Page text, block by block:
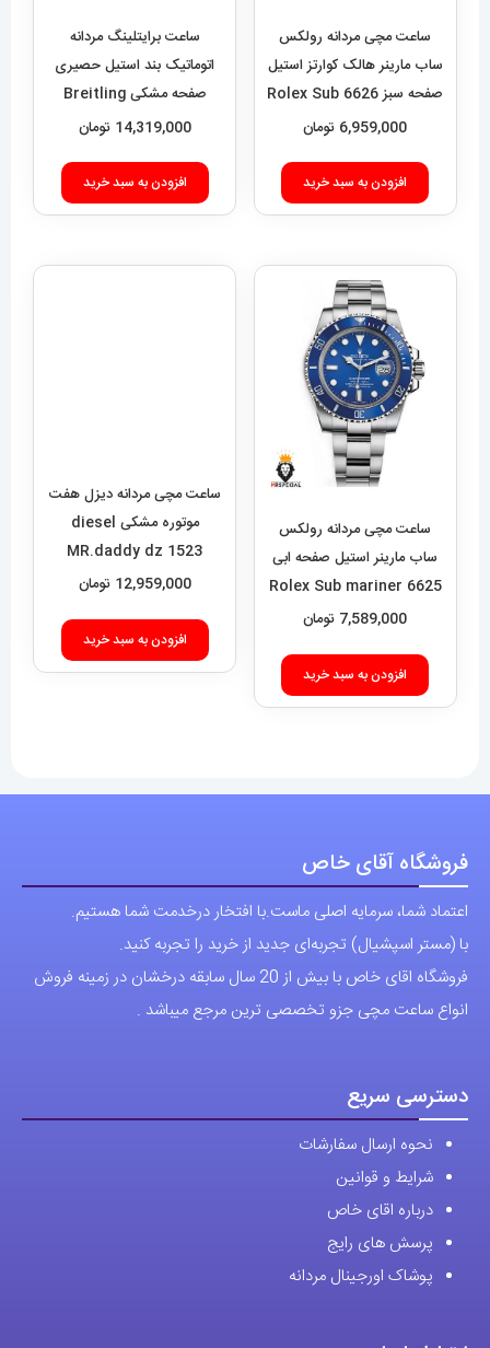
ساعت مچی مردانه رولکس
ساب مارینر هالک کوارتز استیل
صفحه سبز 6626 Rolex Sub
mariner hulk
6,959,000 تومان
افزودن به سبد خرید
ساعت برایتلینگ مردانه
اتوماتیک بند استیل حصیری
صفحه مشکی Breitling
Super Ocean 020955
14,319,000 تومان
افزودن به سبد خرید
ساعت مچی مردانه رولکس
ساب مارینر استیل صفحه ابی
6625 Rolex Sub mariner
7,589,000 تومان
افزودن به سبد خرید
12,959,000 تومان
افزودن به سبد خرید
فروشگاه آقای خاص
اعتماد شما، سرمایه اصلی ماست.با افتخار درخدمت شما هستیم.
با (مستر اسپشیال) تجربه‌ای جدید از خرید را تجربه کنید.
فروشگاه اقای خاص با بیش از 20 سال سابقه درخشان در زمینه فروش
انواع ساعت مچی جزو تخصصی ترین مرجع میباشد .
دسترسی سریع
نحوه ارسال سفارشات
شرایط و قوانین
درباره اقای خاص
پرسش های رایج
پوشاک اورجینال مردانه